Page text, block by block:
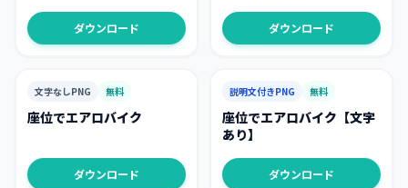
ダウンロード ダウンロード
文字なしPNG 無料
座位でエアロバイク
ダウンロード
説明文付きPNG 無料
座位でエアロバイク【文字
あり】
ダウンロード